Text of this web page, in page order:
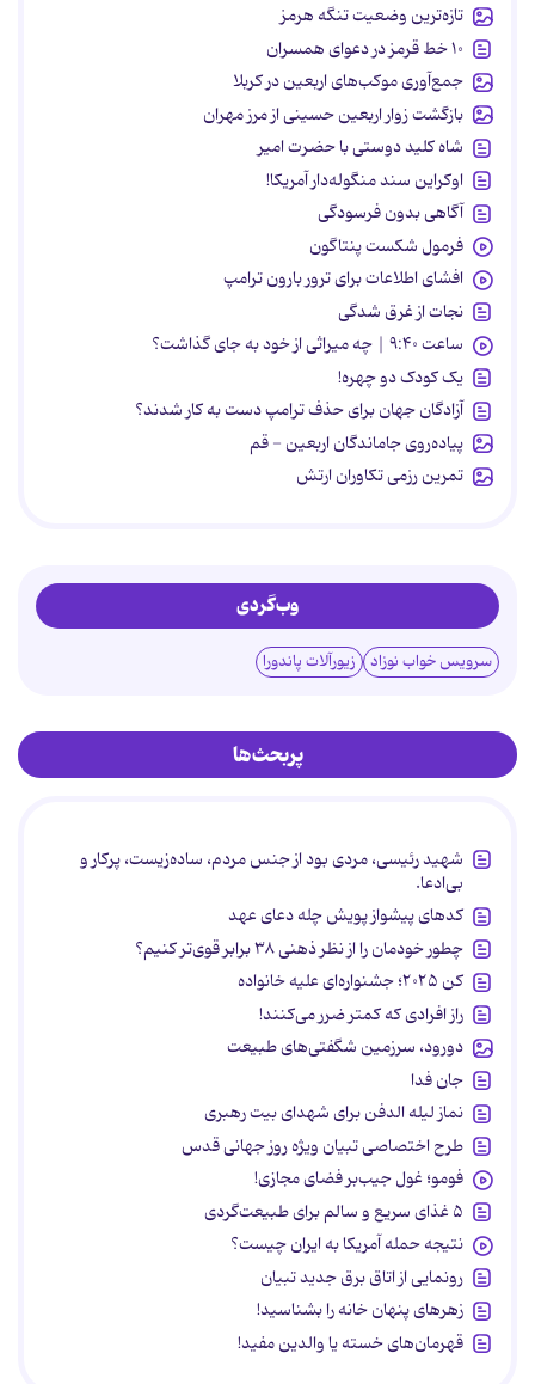
تازه‌ترین وضعیت تنگه هرمز
۱۰ خط قرمز در دعوای همسران
جمع‌آوری موکب‌های اربعین در کربلا
بازگشت زوار اربعین حسینی از مرز مهران
شاه کلید دوستی با حضرت امیر
اوکراین سند منگوله‌دار آمریکا!
آگاهی بدون فرسودگی
فرمول شکست پنتاگون
افشای اطلاعات برای ترور بارون ترامپ
نجات از غرق شدگی
ساعت ۹:۴۰ | چه میراثی از خود به جای گذاشت؟
یک کودک دو چهره!
آزادگان جهان برای حذف ترامپ دست به کار شدند؟
پیاده‌روی جاماندگان اربعین - قم
تمرین رزمی تکاوران ارتش
وب‌گردی
سرویس خواب نوزاد زیورآلات پاندورا
پربحث‌ها
شهید رئیسی، مردی بود از جنس مردم، ساده‌زیست، پرکار و
بی‌ادعا.
کدهای پیشواز پویش چله دعای عهد
چطور خودمان را از نظر ذهنی ۳۸ برابر قوی‌تر کنیم؟
کن ۲۰۲۵؛ جشنواره‌ای علیه خانواده
راز افرادی که کمتر ضرر می‌کنند!
دورود، سرزمین شگفتی‌های طبیعت
جان فدا
نماز لیله الدفن برای شهدای بیت رهبری
طرح اختصاصی تبیان ویژه روز جهانی قدس
فومو؛ غول جیب‌بر فضای مجازی!
۵ غذای سریع و سالم برای طبیعت‌گردی
نتیجه حمله آمریکا به ایران چیست؟
رونمایی از اتاق برق جدید تبیان
زهرهای پنهان خانه را بشناسید!
قهرمان‌های خسته یا والدین مفید!